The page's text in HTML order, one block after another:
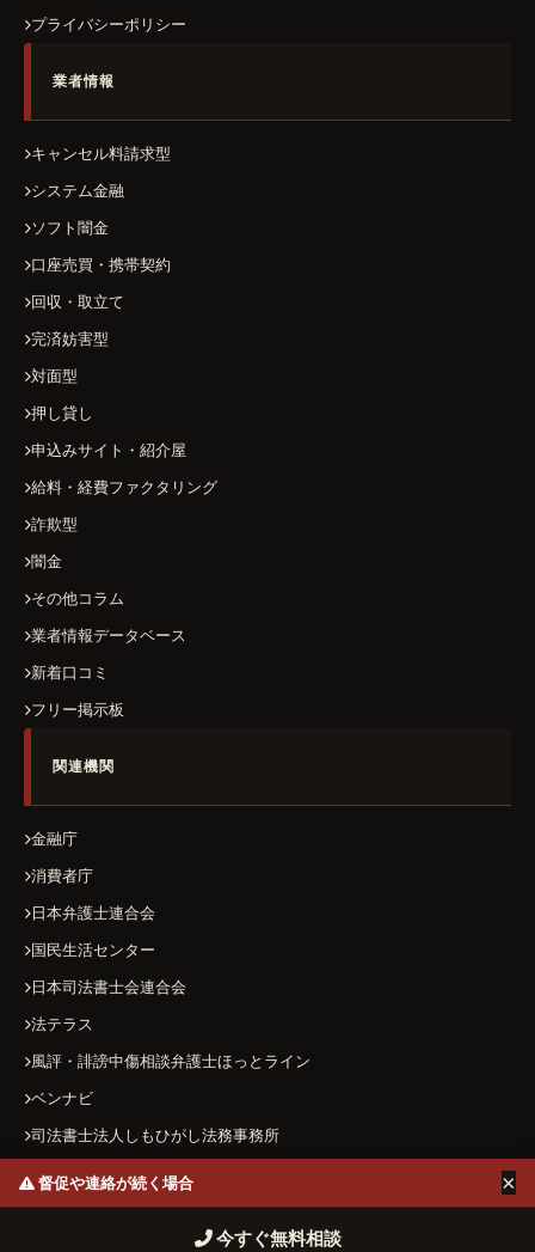
プライバシーポリシー
業者情報
キャンセル料請求型
システム金融
ソフト闇金
口座売買・携帯契約
回収・取立て
完済妨害型
対面型
押し貸し
申込みサイト・紹介屋
給料・経費ファクタリング
詐欺型
闇金
その他コラム
業者情報データベース
新着口コミ
フリー掲示板
関連機関
金融庁
消費者庁
日本弁護士連合会
国民生活センター
日本司法書士会連合会
法テラス
風評・誹謗中傷相談弁護士ほっとライン
ベンナビ
司法書士法人しもひがし法務事務所
© 2026 ヤミ金ハザードマップ All Rights Reserved.
督促や連絡が続く場合 ×
今すぐ無料相談